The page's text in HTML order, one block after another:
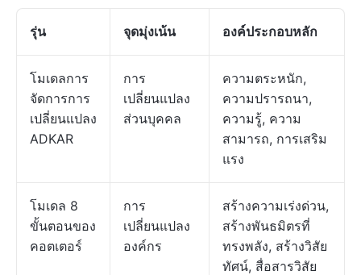
รุ่น จุดมุ่งเน้น องค์ประกอบหลัก
โมเดลการ
จัดการการ
เปลี่ยนแปลง
ADKAR
การ
เปลี่ยนแปลง
ส่วนบุคคล
ความตระหนัก,
ความปรารถนา,
ความรู้, ความ
สามารถ, การเสริม
แรง
โมเดล 8
ขั้นตอนของ
คอตเตอร์
การ
เปลี่ยนแปลง
องค์กร
สร้างความเร่งด่วน,
สร้างพันธมิตรที่
ทรงพลัง, สร้างวิสัย
ทัศน์, สื่อสารวิสัย